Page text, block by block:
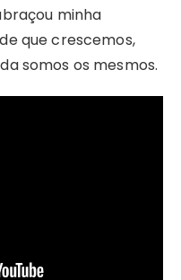
minha
que crescemos,
somos os mesmos.